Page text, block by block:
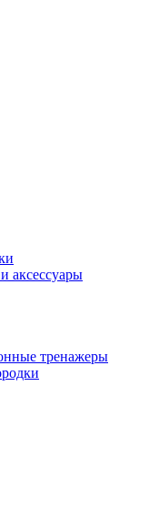
аксессуары
тренажеры